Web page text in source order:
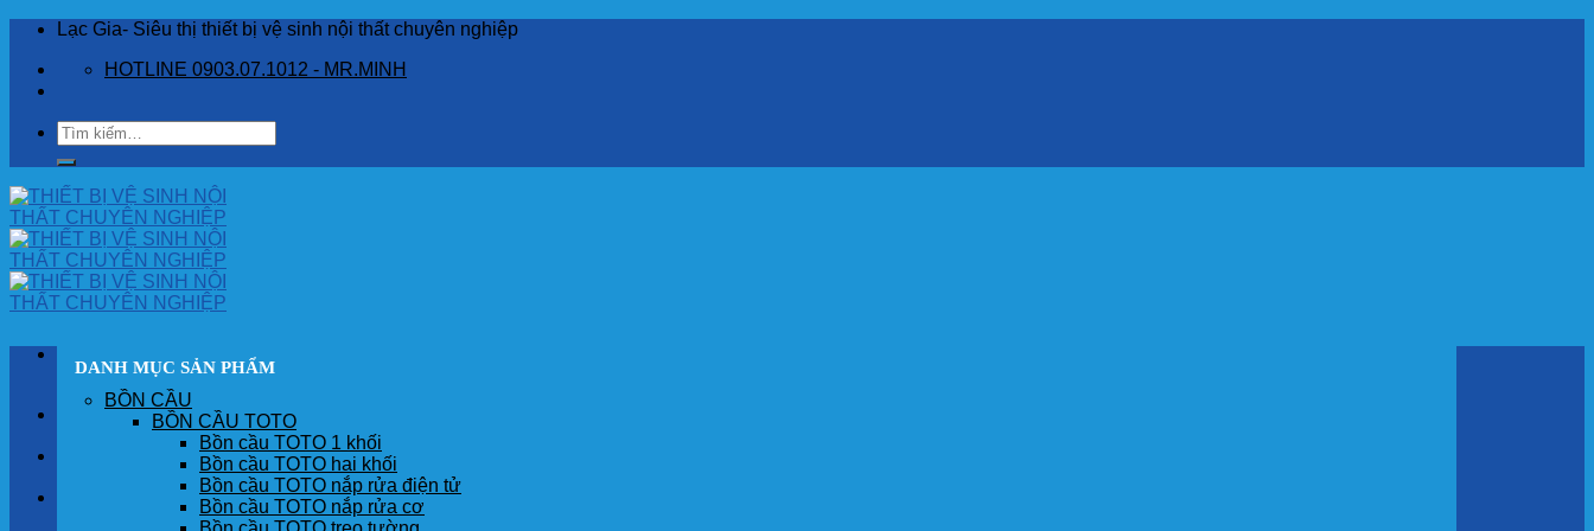
Skip
content
Lạc Gia- Siêu thị thiết bị vệ sinh nội thất chuyên nghiệp
HOTLINE 0903.07.1012 - MR.MINH
Tìm
kiếm:
TRANG CHỦ
DANH MỤC SẢN PHẨM
BỒN CẦU
BỒN CẦU TOTO
Bồn cầu TOTO 1 khối
Bồn cầu TOTO hai khối
Bồn cầu TOTO nắp rửa điện tử
Bồn cầu TOTO nắp rửa cơ